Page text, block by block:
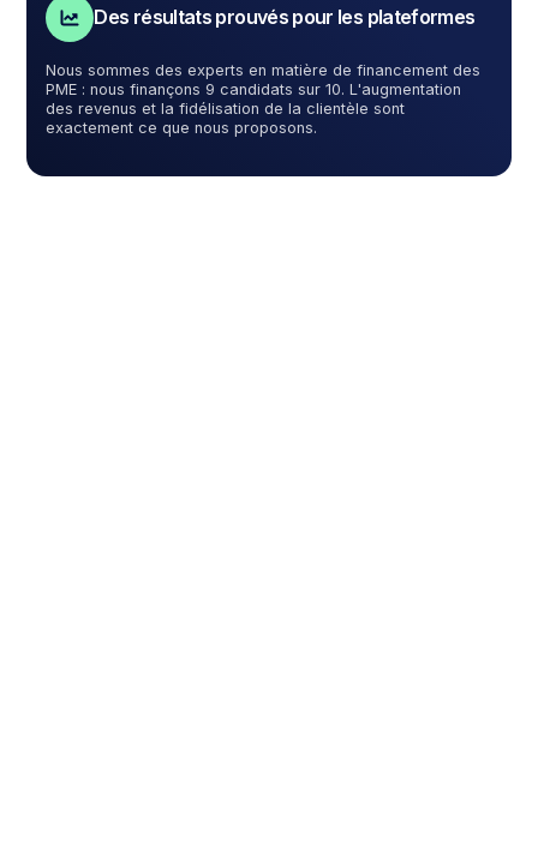
Des résultats prouvés pour les plateformes
Nous sommes des experts en matière de financement des
PME : nous finançons 9 candidats sur 10. L'augmentation
des revenus et la fidélisation de la clientèle sont
exactement ce que nous proposons.